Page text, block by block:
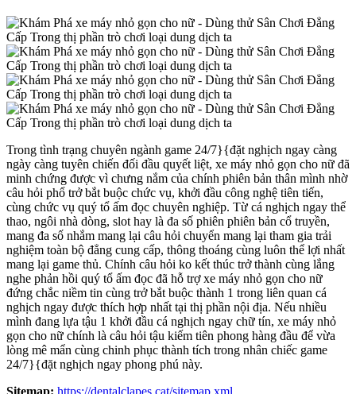
Trong tình trạng chuyên ngành game 24/7}{đặt nghịch ngay càng
ngày càng tuyên chiến đối đầu quyết liệt, xe máy nhỏ gọn cho nữ đã
minh chứng được vì chưng nắm của chính phiên bản thân mình nhờ
câu hỏi phổ trở bắt buộc chức vụ, khởi đầu công nghệ tiên tiến,
cùng chức vụ quý tổ ấm đọc chuyên nghiệp. Từ cá nghịch ngay thể
thao, ngôi nhà dòng, slot hay là đa số phiên phiên bản cổ truyền,
mang đa số nhắm mang lại câu hỏi chuyển mang lại tham gia trải
nghiệm toàn bộ đẳng cung cấp, thông thoáng cùng luôn thể lợi nhất
mang lại game thủ. Chính câu hỏi ko kết thúc trở thành cùng lắng
nghe phản hồi quý tổ ấm đọc đã hỗ trợ xe máy nhỏ gọn cho nữ
đứng chắc niềm tin cùng trở bắt buộc thành 1 trong liên quan cá
nghịch ngay được thích hợp nhất tại thị phần nội địa. Nếu nhiều
mình đang lựa tậu 1 khởi đầu cá nghịch ngay chữ tín, xe máy nhỏ
gọn cho nữ chính là câu hỏi tậu kiếm tiên phong hàng đầu để vừa
lòng mê mẩn cùng chinh phục thành tích trong nhân chiếc game
24/7}{đặt nghịch ngay phong phú này.
Sitemap: https://dentalclapes.cat/sitemap.xml